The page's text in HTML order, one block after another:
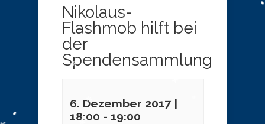
Nikolaus-
Flashmob hilft bei
der
Spendensammlung
6. Dezember 2017 |
18:00 - 19:00